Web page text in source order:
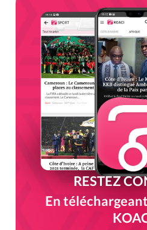
RESTEZ
En